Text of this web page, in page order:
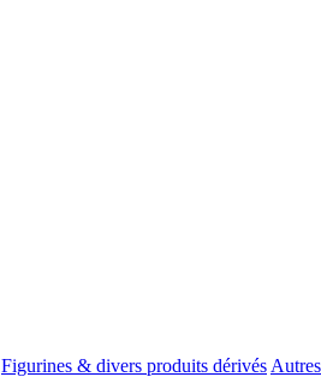
Figurines & divers produits dérivés